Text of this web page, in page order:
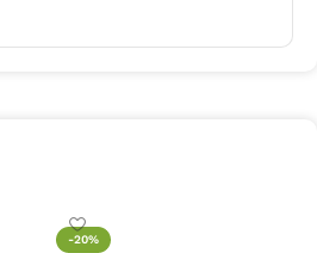
-20%